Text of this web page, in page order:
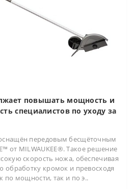
повышать мощность и
специалистов по уходу за
передовым бесщёточным
от MILWAUKEE®. Такое решение
скорость ножа, обеспечивая
обработку кромок и превосходя
по мощности, так и по э..